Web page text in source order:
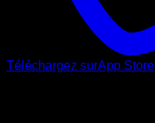
Téléchargez surApp Store